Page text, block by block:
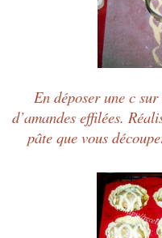
En déposer une c
d’amandes effilées.
pâte que vous